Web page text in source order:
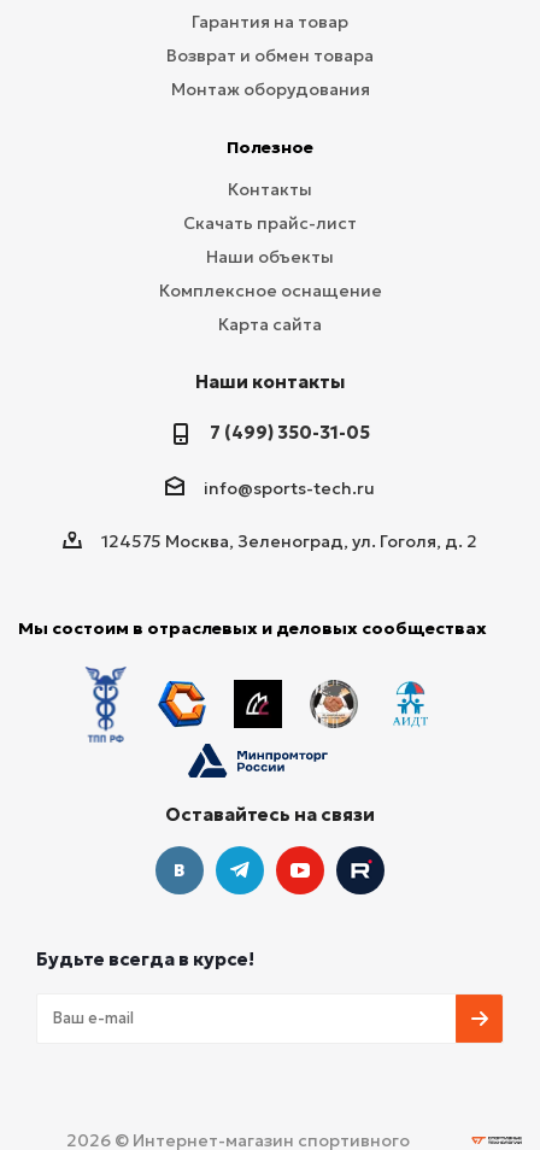
Гарантия на товар
Возврат и обмен товара
Монтаж оборудования
Полезное
Контакты
Скачать прайс-лист
Наши объекты
Комплексное оснащение
Карта сайта
Наши контакты
7 (499) 350-31-05
info@sports-tech.ru
124575 Москва, Зеленоград, ул. Гоголя, д. 2
Мы состоим в отраслевых и деловых сообществах
Оставайтесь на связи
Будьте всегда в курсе!
2026 © Интернет-магазин спортивного